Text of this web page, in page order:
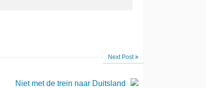
Next Post
Niet met de trein naar Duitsland